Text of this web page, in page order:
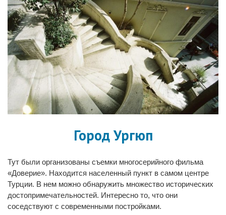
Город Ургюп
Тут были организованы съемки многосерийного фильма
«Доверие». Находится населенный пункт в самом центре
Турции. В нем можно обнаружить множество исторических
достопримечательностей. Интересно то, что они
соседствуют с современными постройками.